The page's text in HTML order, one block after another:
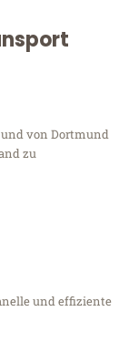
von Dortmund
zu
und effiziente